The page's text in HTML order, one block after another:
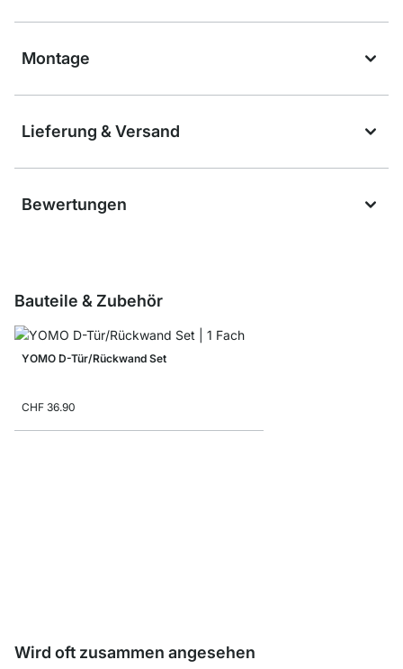
Montage
Lieferung & Versand
Bewertungen
Bauteile & Zubehör
YOMO D-Tür/Rückwand Set
CHF 36.90
Wird oft zusammen angesehen